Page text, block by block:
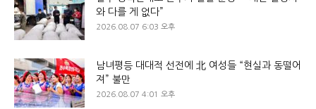
와 다를 게 없다”
2026.08.07 6:03 오후
남녀평등 대대적 선전에 北 여성들 “현실과 동떨어
져” 불만
2026.08.07 4:01 오후